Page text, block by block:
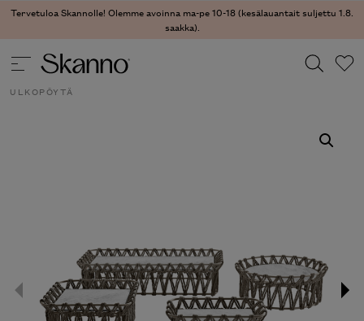
Tervetuloa Skannolle! Olemme avoinna ma-pe 10-18 (kesälauantait suljettu 1.8.
saakka).
ULKOPÖYTÄ